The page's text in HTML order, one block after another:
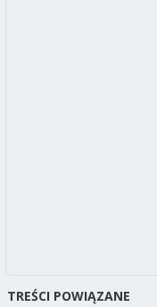
TREŚCI POWIĄZANE